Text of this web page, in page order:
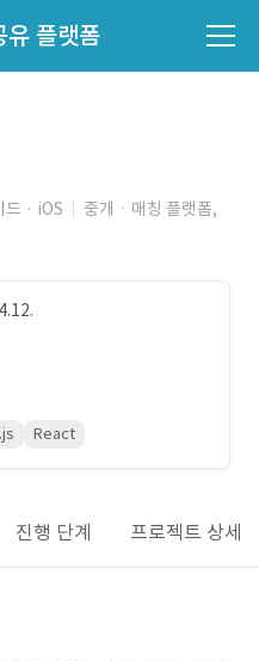
유 플랫폼
드 · iOS
중개ㆍ매칭 플랫폼,
React
진행 단계 프로젝트 상세